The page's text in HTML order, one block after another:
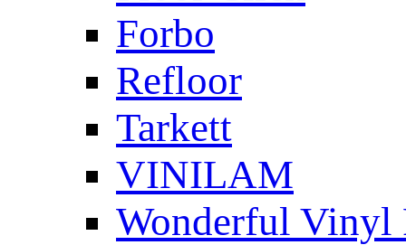
Forbo
Refloor
Tarkett
VINILAM
Wonderful Vinyl